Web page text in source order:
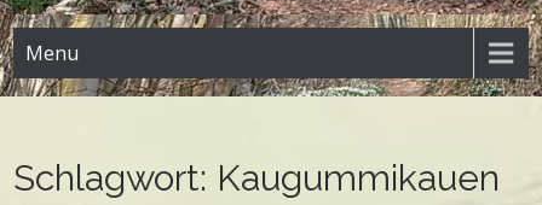
Menu
Schlagwort: Kaugummikauen